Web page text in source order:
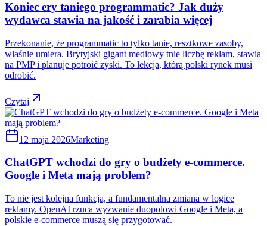
Koniec ery taniego programmatic? Jak duży
wydawca stawia na jakość i zarabia więcej
Przekonanie, że programmatic to tylko tanie, resztkowe zasoby,
właśnie umiera. Brytyjski gigant mediowy tnie liczbę reklam, stawia
na PMP i planuje potroić zyski. To lekcja, którą polski rynek musi
odrobić.
Czytaj
12 maja 2026Marketing
ChatGPT wchodzi do gry o budżety e-commerce.
Google i Meta mają problem?
To nie jest kolejna funkcja, a fundamentalna zmiana w logice
reklamy. OpenAI rzuca wyzwanie duopolowi Google i Meta, a
polskie e-commerce muszą się przygotować.